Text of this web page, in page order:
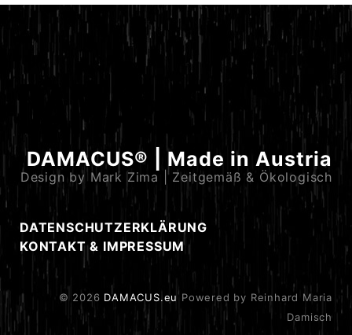
DAMACUS® | Made in Austria
Design by Mark Zima | Zeitgemäß & Ökologisch
DATENSCHUTZERKLÄRUNG
KONTAKT & IMPRESSUM
© 2026 DAMACUS.eu Powered by Reinhard Maria
Damisch